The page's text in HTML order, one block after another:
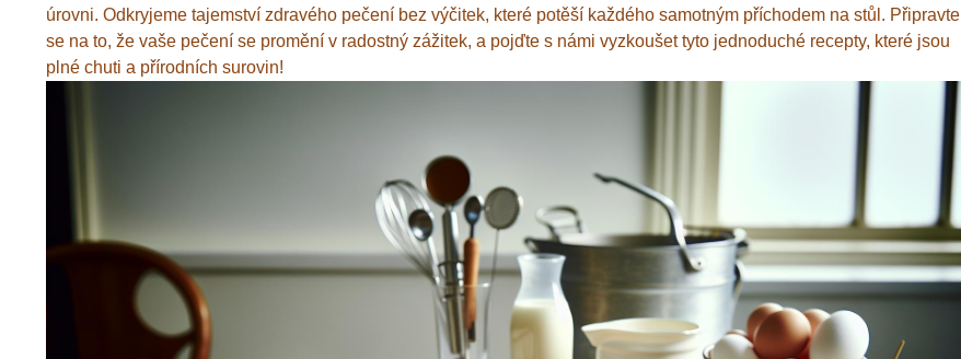
úrovni. Odkryjeme tajemství zdravého pečení bez výčitek, které potěší každého samotným příchodem na stůl. Připravte
se na to, že vaše pečení se promění v radostný zážitek, a pojďte s námi vyzkoušet tyto jednoduché recepty, které jsou
plné chuti a přírodních surovin!